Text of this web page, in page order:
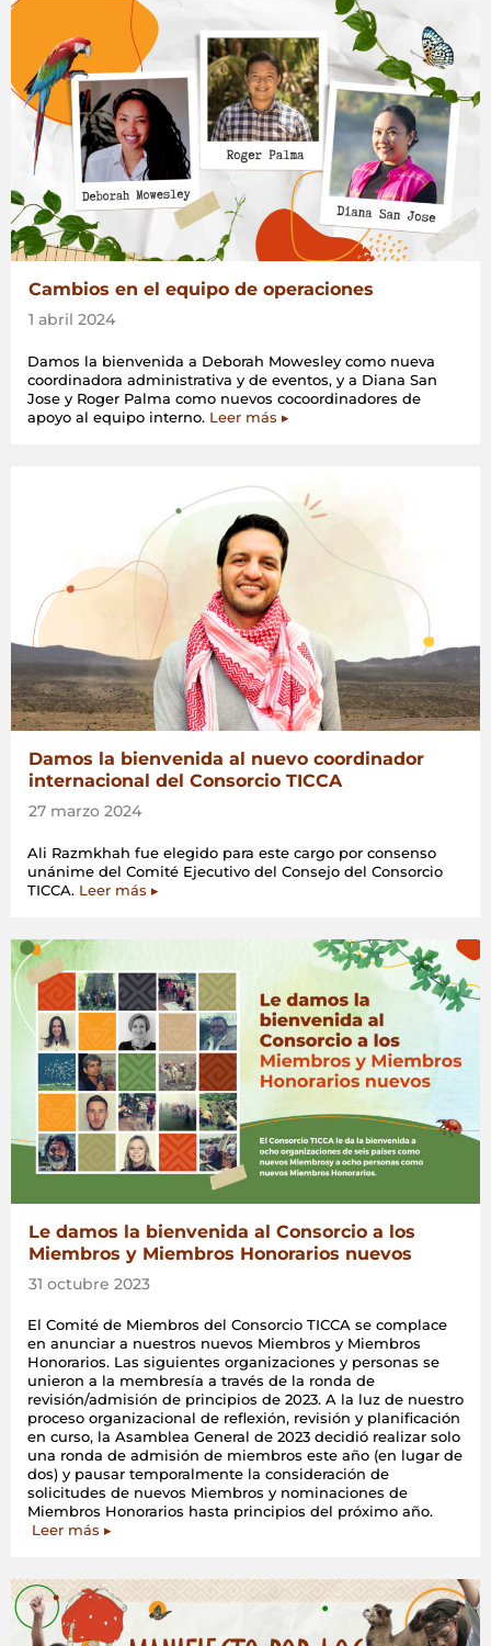
Cambios en el equipo de operaciones
1 abril 2024
Damos la bienvenida a Deborah Mowesley como nueva
coordinadora administrativa y de eventos, y a Diana San
Jose y Roger Palma como nuevos cocoordinadores de
apoyo al equipo interno. Leer más ▸
Damos la bienvenida al nuevo coordinador
internacional del Consorcio TICCA
27 marzo 2024
Ali Razmkhah fue elegido para este cargo por consenso
unánime del Comité Ejecutivo del Consejo del Consorcio
TICCA. Leer más ▸
Le damos la bienvenida al Consorcio a los
Miembros y Miembros Honorarios nuevos
31 octubre 2023
El Comité de Miembros del Consorcio TICCA se complace
en anunciar a nuestros nuevos Miembros y Miembros
Honorarios. Las siguientes organizaciones y personas se
unieron a la membresía a través de la ronda de
revisión/admisión de principios de 2023. A la luz de nuestro
proceso organizacional de reflexión, revisión y planificación
en curso, la Asamblea General de 2023 decidió realizar solo
una ronda de admisión de miembros este año (en lugar de
dos) y pausar temporalmente la consideración de
solicitudes de nuevos Miembros y nominaciones de
Miembros Honorarios hasta principios del próximo año.
Leer más ▸